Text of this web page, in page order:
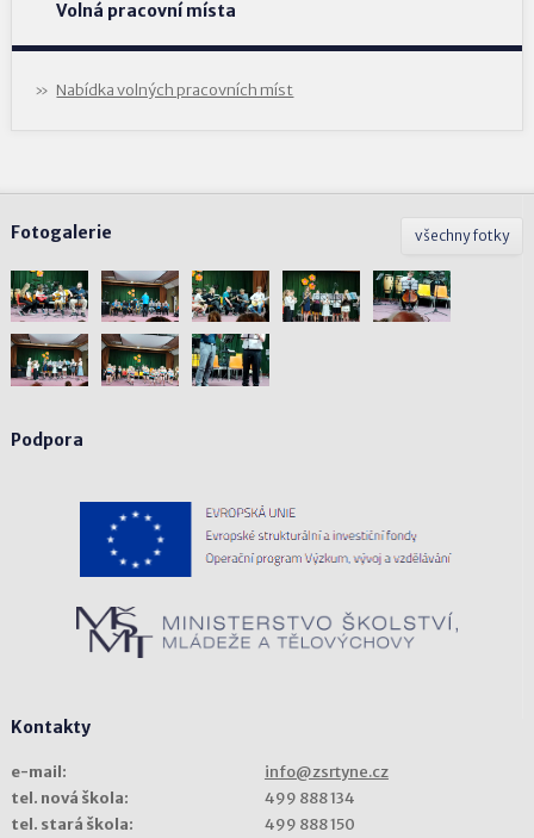
Volná pracovní místa
Nabídka volných pracovních míst
všechny fotky
Fotogalerie
Podpora
Kontakty
e-mail:
info@zsrtyne.cz
tel. nová škola:
499 888 134
tel. stará škola:
499 888 150